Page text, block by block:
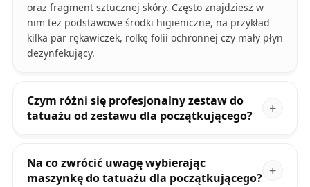
oraz fragment sztucznej skóry. Często znajdziesz w
nim też podstawowe środki higieniczne, na przykład
kilka par rękawiczek, rolkę folii ochronnej czy mały płyn
dezynfekujący.
Czym różni się profesjonalny zestaw do
tatuażu od zestawu dla początkującego?
Na co zwrócić uwagę wybierając
maszynkę do tatuażu dla początkującego?